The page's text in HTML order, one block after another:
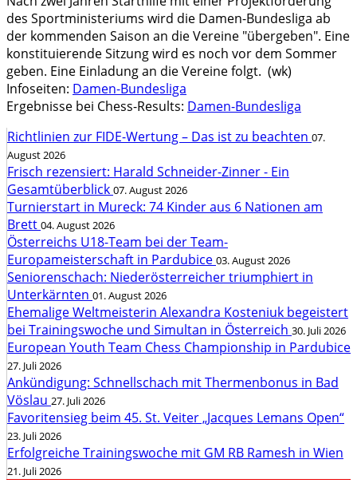
des Sportministeriums wird die Damen-Bundesliga ab
der kommenden Saison an die Vereine "übergeben". Eine
konstituierende Sitzung wird es noch vor dem Sommer
geben. Eine Einladung an die Vereine folgt. (wk)
Infoseiten: Damen-Bundesliga
Ergebnisse bei Chess-Results: Damen-Bundesliga
Richtlinien zur FIDE-Wertung – Das ist zu beachten 07.
August 2026
Frisch rezensiert: Harald Schneider-Zinner - Ein
Gesamtüberblick 07. August 2026
Turnierstart in Mureck: 74 Kinder aus 6 Nationen am
Brett 04. August 2026
Österreichs U18-Team bei der Team-
Europameisterschaft in Pardubice 03. August 2026
Seniorenschach: Niederösterreicher triumphiert in
Unterkärnten 01. August 2026
Ehemalige Weltmeisterin Alexandra Kosteniuk begeistert
bei Trainingswoche und Simultan in Österreich 30. Juli 2026
European Youth Team Chess Championship in Pardubice
27. Juli 2026
Ankündigung: Schnellschach mit Thermenbonus in Bad
Vöslau 27. Juli 2026
Favoritensieg beim 45. St. Veiter „Jacques Lemans Open“
23. Juli 2026
Erfolgreiche Trainingswoche mit GM RB Ramesh in Wien
21. Juli 2026